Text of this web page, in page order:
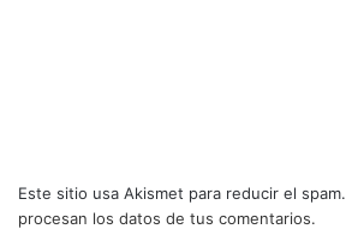
Este sitio usa Akismet para reducir el spam.
procesan los datos de tus comentarios.